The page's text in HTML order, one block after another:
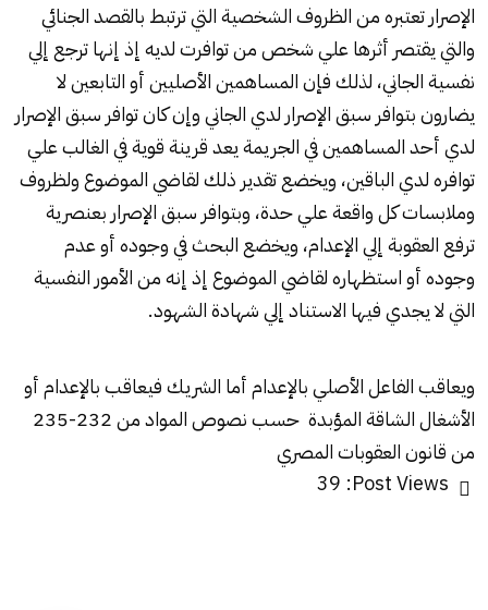
الإصرار تعتبره من الظروف الشخصية التي ترتبط بالقصد الجنائي
والتي يقتصر أثرها علي شخص من توافرت لديه إذ إنها ترجع إلي
نفسية الجاني، لذلك فإن المساهمين الأصليين أو التابعين لا
يضارون بتوافر سبق الإصرار لدي الجاني وإن كان توافر سبق الإصرار
لدي أحد المساهمين في الجريمة يعد قرينة قوية في الغالب علي
توافره لدي الباقين، ويخضع تقدير ذلك لقاضي الموضوع ولظروف
وملابسات كل واقعة علي حدة، وبتوافر سبق الإصرار بعنصرية
ترفع العقوبة إلي الإعدام، ويخضع البحث في وجوده أو عدم
وجوده أو استظهاره لقاضي الموضوع إذ إنه من الأمور النفسية
التي لا يجدي فيها الاستناد إلي شهادة الشهود.
ويعاقب الفاعل الأصلي بالإعدام أما الشريك فيعاقب بالإعدام أو
الأشغال الشاقة المؤبدة حسب نصوص المواد من 232-235
من قانون العقوبات المصري
Post Views:
39